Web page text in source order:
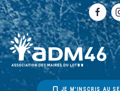
JE M'INSCRIS AU